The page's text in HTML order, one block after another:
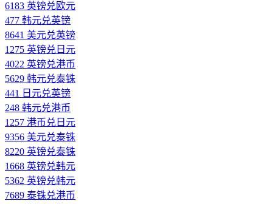
6183 英镑兑欧元
477 韩元兑英镑
8641 美元兑英镑
1275 英镑兑日元
4022 英镑兑港币
5629 韩元兑泰铢
441 日元兑英镑
248 韩元兑港币
1257 港币兑日元
9356 美元兑泰铢
8220 英镑兑泰铢
1668 英镑兑韩元
5362 英镑兑韩元
7689 泰铢兑港币